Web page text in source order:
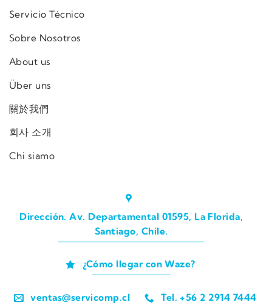
Servicio Técnico
Sobre Nosotros
About us
Über uns
關於我們
회사 소개
Chi siamo
Dirección. Av. Departamental 01595, La Florida,
Santiago, Chile.
¿Cómo llegar con Waze?
ventas@servicomp.cl Tel. +56 2 2914 7444